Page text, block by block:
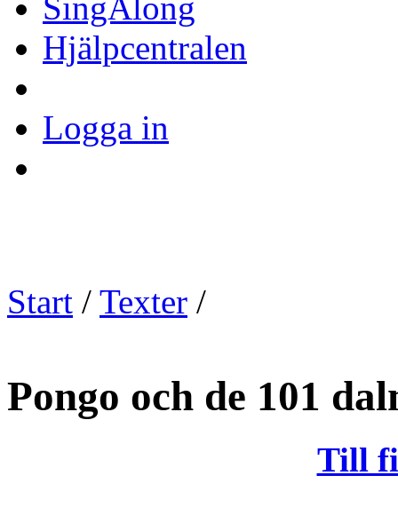
Hjälpcentralen
Logga in
Start / Texter /
Pongo och de 101
Till